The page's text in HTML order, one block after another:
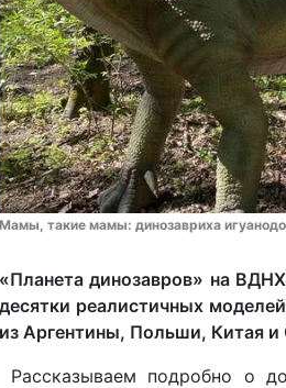
Мамы, такие мамы: динозавриха
«Планета динозавров» на
десятки реалистичных
из Аргентины, Польши, Китая
Рассказываем подробно о